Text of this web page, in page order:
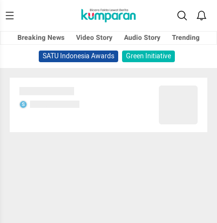
Breaking News Video Story Audio Story
Trending
SATU Indonesia Awards
Green Initiative
S